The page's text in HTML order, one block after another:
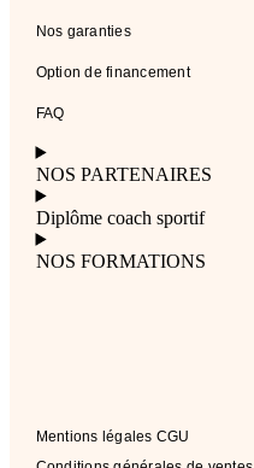
Nos garanties
Option de financement
FAQ
NOS PARTENAIRES
Diplôme coach sportif
NOS FORMATIONS
Mentions légales CGU